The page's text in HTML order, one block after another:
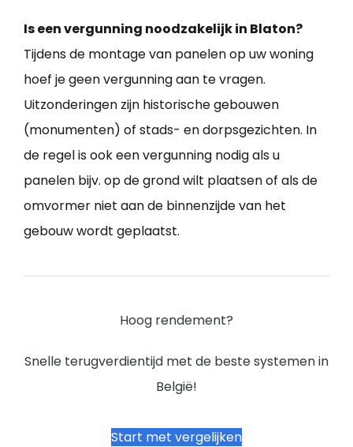
Is een vergunning noodzakelijk in Blaton?
Tijdens de montage van panelen op uw woning
hoef je geen vergunning aan te vragen.
Uitzonderingen zijn historische gebouwen
(monumenten) of stads- en dorpsgezichten. In
de regel is ook een vergunning nodig als u
panelen bijv. op de grond wilt plaatsen of als de
omvormer niet aan de binnenzijde van het
gebouw wordt geplaatst.
Hoog rendement?
Snelle terugverdientijd met de beste systemen in
België!
Start met vergelijken